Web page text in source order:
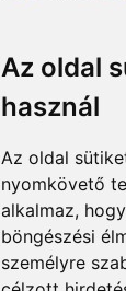
Az oldal
használ
Az oldal
nyomkövető
alkalmaz,
böngészési
személyre
from
Accepted